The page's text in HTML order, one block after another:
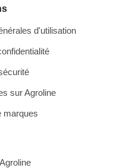
d'utilisation
sur Agroline
marques